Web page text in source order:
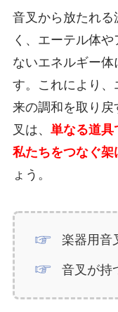
音叉から放たれ
く、エーテル体
ないエネルギー体
す。これにより
来の調和を取り
叉は、 単なる道具
私たちをつなぐ架
ょう。
楽器用音
音叉が持